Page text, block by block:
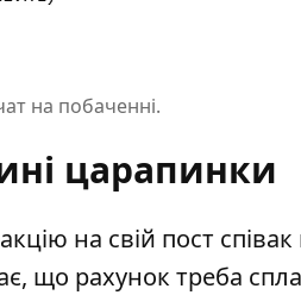
на побаченні.
царапинки
на свій пост
що рахунок треба